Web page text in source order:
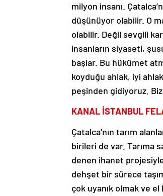
milyon insanı.
düşünüyor olabilir. O
olabilir. Değil sevgili
insanların siyaseti,
başlar. Bu hükümet
koyduğu ahlak, iyi
peşinden gidiyoruz.
KANAL İSTANBUL
Çatalca’nın tarım
birileri de var. Tarıma
denen ihanet
dehşet bir sürece
çok uyanık olmak ve